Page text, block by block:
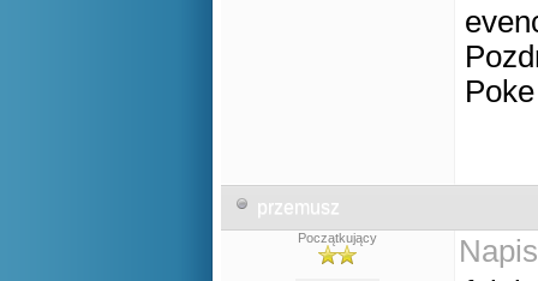
przemusz
Początkujący